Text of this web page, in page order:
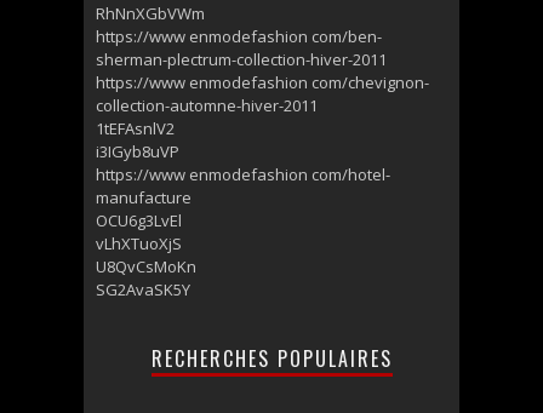
RhNnXGbVWm
https://www enmodefashion com/ben-
sherman-plectrum-collection-hiver-2011
https://www enmodefashion com/chevignon-
collection-automne-hiver-2011
1tEFAsnlV2
i3IGyb8uVP
https://www enmodefashion com/hotel-
manufacture
OCU6g3LvEl
vLhXTuoXjS
U8QvCsMoKn
SG2AvaSK5Y
RECHERCHES POPULAIRES